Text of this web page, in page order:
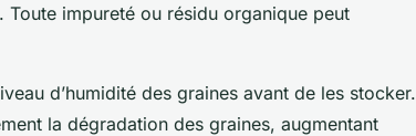
impureté ou résidu organique peut
d’humidité des graines avant de les stocker.
la dégradation des graines, augmentant